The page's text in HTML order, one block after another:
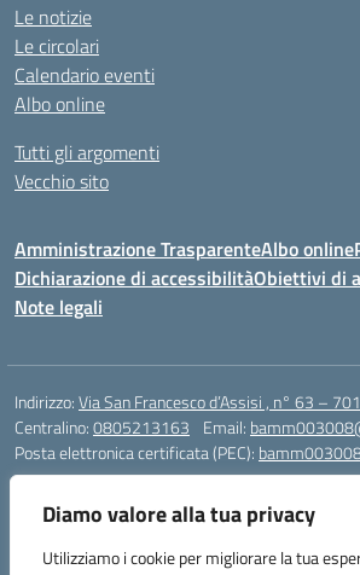
Diamo valore alla tua privacy
Utilizziamo i cookie per migliorare la tua
Le notizie
Le circolari
Calendario eventi
Albo online
Tutti gli argomenti
Vecchio sito
Amministrazione TrasparenteAlbo online
Dichiarazione di accessibilitàObiettivi di
Note legali
Indirizzo:Via San Francesco d’Assisi , n° 63 –
Centralino:0805213163 Email:
Posta elettronica certificata (PEC):
Codice meccanografico:BAMM003008
Codice Indice delle Pubbliche Amministrazioni